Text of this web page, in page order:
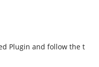
Plugin and follow the t